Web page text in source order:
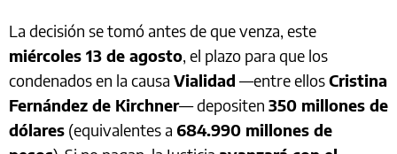
La decisión se tomó antes de que venza, este
miércoles 13 de agosto, el plazo para que los
condenados en la causa Vialidad —entre ellosCristina
Fernández de Kirchner— depositen 350 millones de
dólares (equivalentes a 684.990 millones de